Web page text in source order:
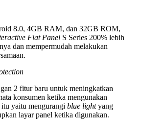
8.0, 4GB RAM, dan 32GB ROM,
Flat Panel S Series 200% lebih
dan mempermudah melakukan
2 fitur baru untuk meningkatkan
konsumen ketika mengunakan
yaitu mengurangi blue lightyang
layar panel ketika digunakan.